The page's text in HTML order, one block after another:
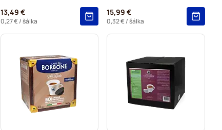
13,49 €
0,27 €/ šálka
15,99 €
0,32 €/ šálka